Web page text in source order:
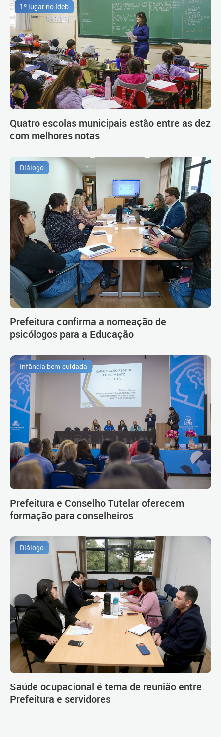
1º lugar no Ideb
Quatro escolas municipais estão entre as dez
com melhores notas
Diálogo
Prefeitura confirma a nomeação de
psicólogos para a Educação
Infância bem-cuidada
Prefeitura e Conselho Tutelar oferecem
formação para conselheiros
Diálogo
Saúde ocupacional é tema de reunião entre
Prefeitura e servidores